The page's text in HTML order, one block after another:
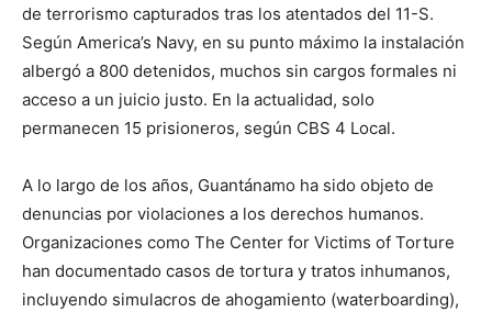
de terrorismo capturados tras los atentados del 11-S.
Según America’s Navy, en su punto máximo la instalación
albergó a 800 detenidos, muchos sin cargos formales ni
acceso a un juicio justo. En la actualidad, solo
permanecen 15 prisioneros, según CBS 4 Local.
A lo largo de los años, Guantánamo ha sido objeto de
denuncias por violaciones a los derechos humanos.
Organizaciones como The Center for Victims of Torture
han documentado casos de tortura y tratos inhumanos,
incluyendo simulacros de ahogamiento (waterboarding),